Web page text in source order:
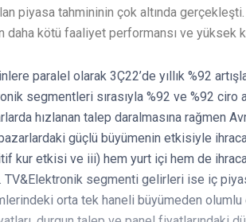
piyasa tahmininin çok altında
daha kötü faaliyet performansı ve yüksek
paralel olarak 3Ç22’de yıllık %92
segmentleri sırasıyla %92 ve %92
hızlanan talep daralmasına rağmen
pazarlardaki güçlü büyümenin etkisiyle
kur etkisi ve iii) hem yurt içi hem de
segmenti gelirleri ise iç
orta tek haneli büyümeden